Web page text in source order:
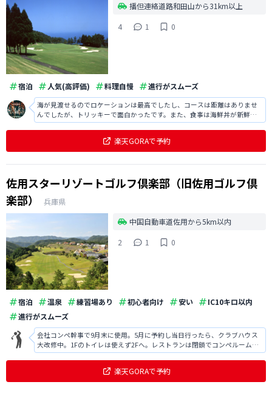
播但連絡道路和田山から31km以上
4
1 0
宿泊 人気(高評価) 料理自慢 進行がスムーズ
海が見渡せるのでロケーションは最高でしたし、コースは距離はありませ
んでしたが、トリッキーで面白かったです。また、食事は海鮮丼が新鮮で
とても美味しかったですし、スタッフの方もフレンドリーで印象が良かっ
楽天GORAで予約
佐用スターリゾートゴルフ倶楽部（旧佐用ゴルフ倶
楽部）
兵庫県
中国自動車道佐用から5km以内
2
1 0
宿泊 温泉 練習場あり 初心者向け 安い
IC10キロ以内
進行がスムーズ
会社コンペ幹事で9月末に使用。5月に予約し当日行ったら、クラブハウス
大改修中。1Fのトイレは使えず2Fへ。レストランは閉鎖でコンペルームで
食事。ロッカー横の風呂は使えず、別の建物施設の使用券をくれた。など
金は変わらず、付近ゴルフ場と同楽天GORAで予約